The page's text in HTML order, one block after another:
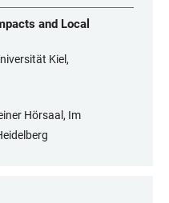
and Local
Kiel,
Hörsaal, Im